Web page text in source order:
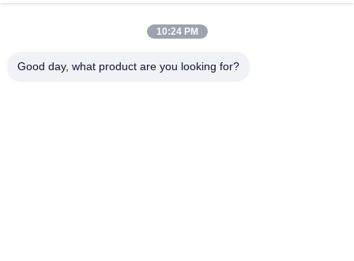
10:24 PM
Good day, what product are you looking for?